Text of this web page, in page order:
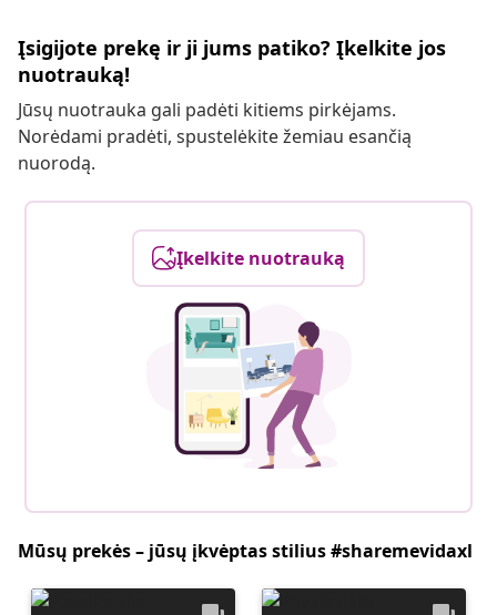
Įsigijote prekę ir ji jums patiko? Įkelkite jos
nuotrauką!
Jūsų nuotrauka gali padėti kitiems pirkėjams.
Norėdami pradėti, spustelėkite žemiau esančią
nuorodą.
Įkelkite nuotrauką
Mūsų prekės – jūsų įkvėptas stilius #sharemevidaxl